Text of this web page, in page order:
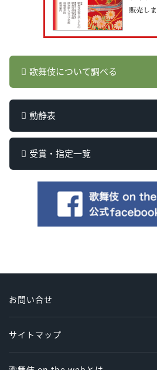
歌舞伎について調べる
動静表
受賞・指定一覧
お問い合せ
サイトマップ